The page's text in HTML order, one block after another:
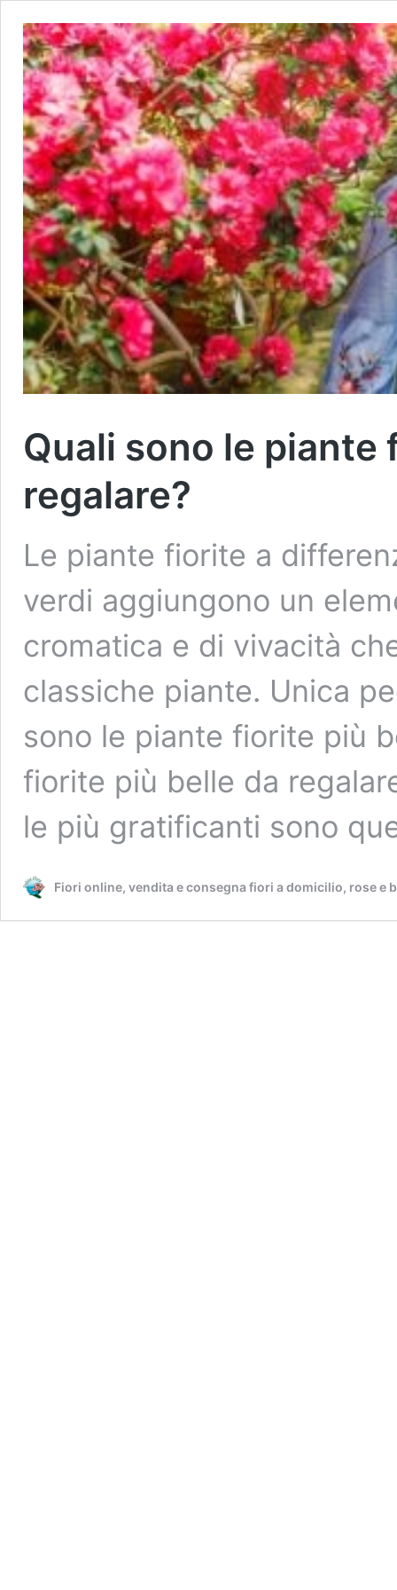
Quali sono le
regalare?
Le piante fiorite a
verdi aggiungono un
cromatica e di vivacità
classiche piante. Unica
sono le piante fiorite più
fiorite più belle da
le più gratificanti sono
Fiori online, vendita e consegna fiori a domicilio, rose e